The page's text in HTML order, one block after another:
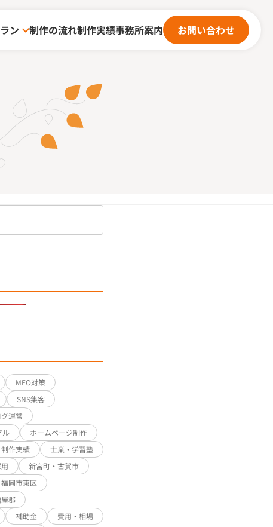
ン 制作の流れ制作実績事務所案内 お問い合わせ
MEO対策
SNS集客
運営
ル
ホームページ制作
制作実績
士業・学習塾
新宮町・古賀市
福岡市東区
郡
補助金
費用・相場